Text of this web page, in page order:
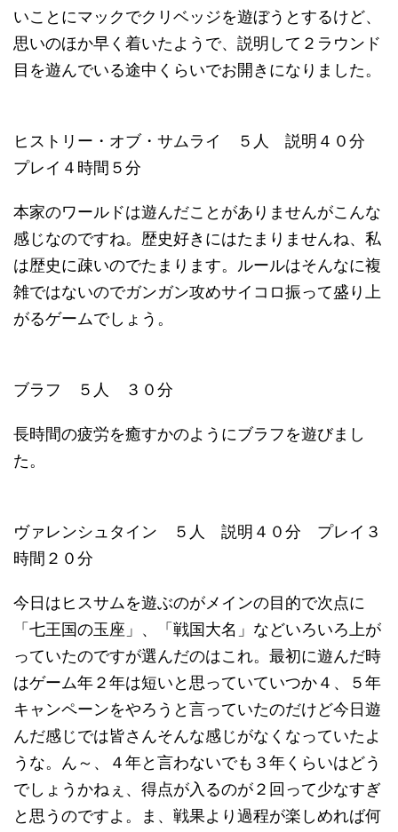
いことにマックでクリベッジを遊ぼうとするけど、
思いのほか早く着いたようで、説明して２ラウンド
目を遊んでいる途中くらいでお開きになりました。
ヒストリー・オブ・サムライ ５人 説明４０分
プレイ４時間５分
本家のワールドは遊んだことがありませんがこんな
感じなのですね。歴史好きにはたまりませんね、私
は歴史に疎いのでたまります。ルールはそんなに複
雑ではないのでガンガン攻めサイコロ振って盛り上
がるゲームでしょう。
ブラフ ５人 ３０分
長時間の疲労を癒すかのようにブラフを遊びまし
た。
ヴァレンシュタイン ５人 説明４０分 プレイ３
時間２０分
今日はヒスサムを遊ぶのがメインの目的で次点に
「七王国の玉座」、「戦国大名」などいろいろ上が
っていたのですが選んだのはこれ。最初に遊んだ時
はゲーム年２年は短いと思っていていつか４、５年
キャンペーンをやろうと言っていたのだけど今日遊
んだ感じでは皆さんそんな感じがなくなっていたよ
うな。ん～、４年と言わないでも３年くらいはどう
でしょうかねぇ、得点が入るのが２回って少なすぎ
と思うのですよ。ま、戦果より過程が楽しめれば何